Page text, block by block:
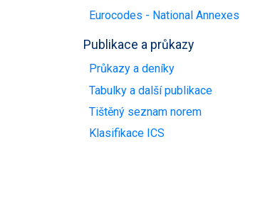
Eurocodes - National Annexes
Publikace a průkazy
Průkazy a deníky
Tabulky a další publikace
Tištěný seznam norem
Klasifikace ICS